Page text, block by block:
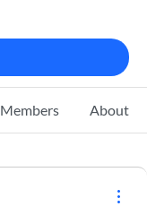
Members About